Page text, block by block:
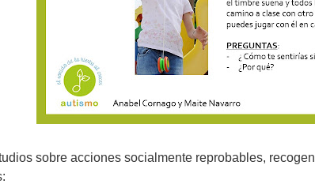
sobre acciones socialmente reprobables, recogen